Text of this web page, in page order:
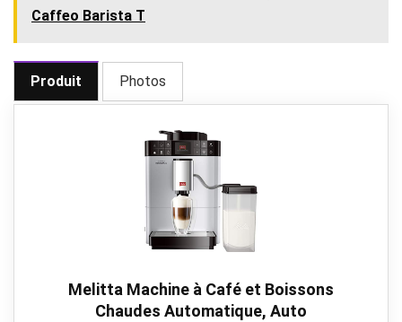
Caffeo Barista T
Produit Photos
Melitta Machine à Café et Boissons
Chaudes Automatique, Auto